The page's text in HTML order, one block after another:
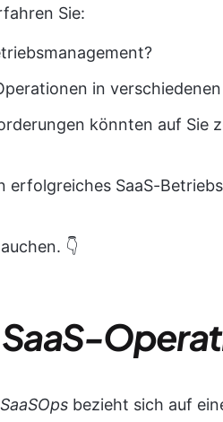
Sie:
in
könnten auf Sie
erfolgreiches SaaS-
👇
SaaS-
SaaSOps bezieht sich auf